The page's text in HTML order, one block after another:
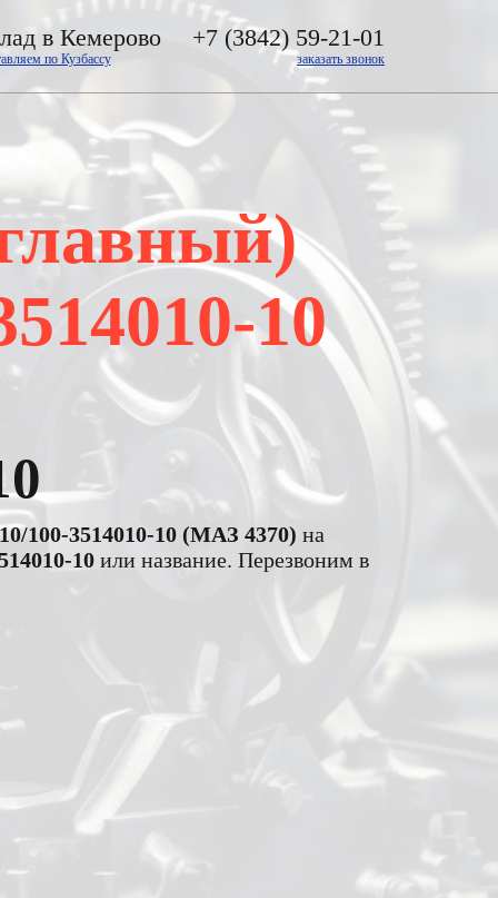
в Кемерово
по Кузбассу
+7 (3842) 59-21-01
заказать звонок
10
100-3514010-10 (МАЗ 4370) на
10 или название. Перезвоним в